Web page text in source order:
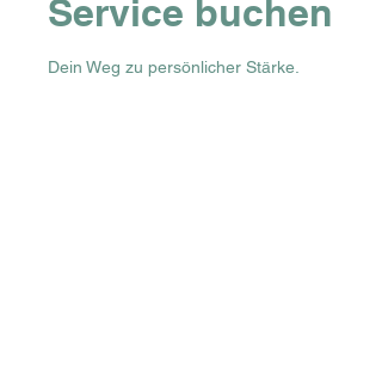
Service buchen
Dein Weg zu persönlicher Stärke.